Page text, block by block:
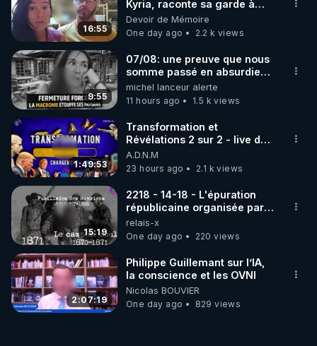
▶ 30 jours gratuit sur l’application de méditation et
de bien-être ENVOL :
Rendez-vous sur https://www.envol.app/code
le code : REGENERE
16:55
Kyria, raconte sa garde à
vue musclée. PARTAGEZ!
Devoir de Mémoire
One day ago
2.2 k views
9:55
07/08: une preuve que nous
somme passé en absurdie
une dictature qui veut faire
taire ses opposant !
michel lanceur alerte
11 hours ago
1.5 k views
1:49:53
Transformation et
Révélations 2 sur 2 - live du
07/08/26
A.D.N.M
23 hours ago
2.1 k views
15:19
2218 - 14-18 - L'épuration
républicaine organisée par
les frères de la truelle
relais-x
One day ago
220 views
2:07:19
Philippe Guillemant sur l’IA,
la conscience et les OVNI
Nicolas BOUVIER
One day ago
829 views